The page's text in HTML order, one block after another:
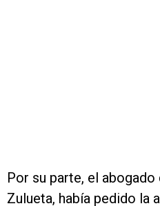
Por su parte, el abogado
Zulueta, había pedido la